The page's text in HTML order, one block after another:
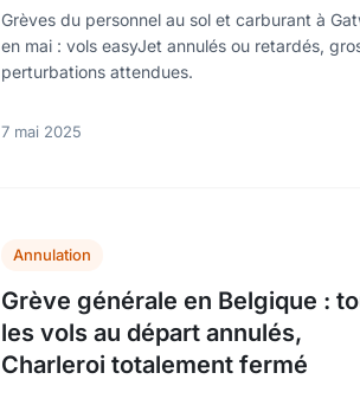
Grèves du personnel au sol et carburant à
en mai : vols easyJet annulés ou retardés,
perturbations attendues.
7 mai 2025
Annulation
Grève générale en Belgique :
les vols au départ annulés,
Charleroi totalement fermé